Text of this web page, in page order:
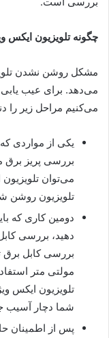
چگونه تلویزیون ایکس
مشکل روشن نشدن
می‌دهد. برای عیب یابی
می‌کنیم مراحل زیر را
یکی از مواردی که
بررسی پریز
می‌توان
تلویزیون
دومین کاری که
دهید، بررسی
بررسی کابل برق
مولتی متر
تلویزیون ایکس
شما دچار
پس از اطمینان